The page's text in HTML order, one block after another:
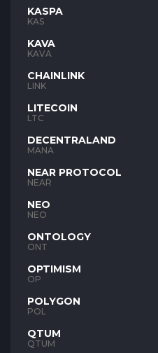
KASPA
KAS
KAVA
KAVA
CHAINLINK
LINK
LITECOIN
LTC
DECENTRALAND
MANA
NEAR PROTOCOL
NEAR
NEO
NEO
ONTOLOGY
ONT
OPTIMISM
OP
POLYGON
POL
QTUM
QTUM